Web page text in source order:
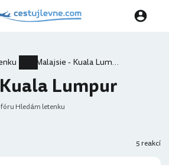
Malajsie - Kuala Lumpur
Lumpur
fóru Hledám letenku
5 reakcí